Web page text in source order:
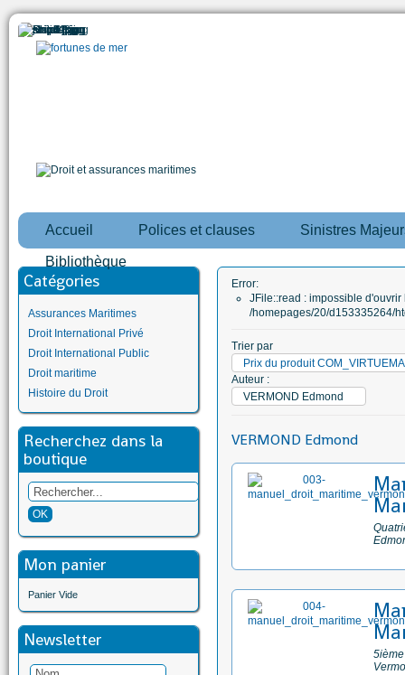
Accueil Polices et clauses Sinistres
Bibliothèque
Catégories
Assurances Maritimes
Droit International Privé
Droit International Public
Droit maritime
Histoire du Droit
Recherchez dans la
boutique
Mon panier
Panier Vide
Newsletter
Error:
JFile::read : impossible d'ouvrir
/homepages/20/d153335264/
Trier par
Prix du produit
Auteur :
VERMOND Edmond
VERMOND Edmond